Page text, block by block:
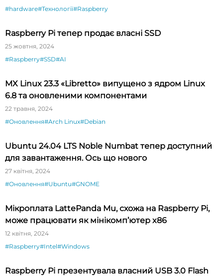
#hardware#Технології#Raspberry
Raspberry Pi тепер продає власні SSD
25 жовтня, 2024
#Raspberry#SSD#AI
MX Linux 23.3 «Libretto» випущено з ядром Linux
6.8 та оновленими компонентами
22 травня, 2024
#Оновлення#Arch Linux#Debian
Ubuntu 24.04 LTS Noble Numbat тепер доступний
для завантаження. Ось що нового
27 квітня, 2024
#Оновлення#Ubuntu#GNOME
Мікроплата LattePanda Mu, схожа на Raspberry Pi,
може працювати як мінікомп’ютер x86
12 квітня, 2024
#Raspberry#Intel#Windows
Raspberry Pi презентувала власний USB 3.0 Flash